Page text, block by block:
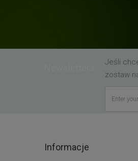
Jeśli
zostaw
Informacje